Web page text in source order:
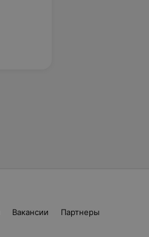
Вакансии
Партнеры